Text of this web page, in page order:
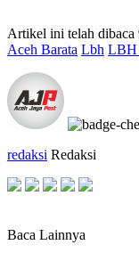
Artikel ini telah dibaca
Aceh Barata Lbh
redaksi Redaksi
Baca Lainnya